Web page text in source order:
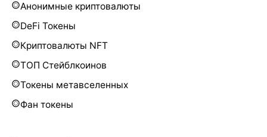
Анонимные криптовалюты
DeFi Токены
Криптовалюты NFT
ТОП Стейблкоинов
Токены метавселенных
Фан токены